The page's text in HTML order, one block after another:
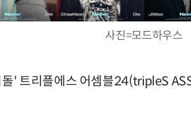
사진=모드하우스
' 트리플에스 어셈블24(tripleS